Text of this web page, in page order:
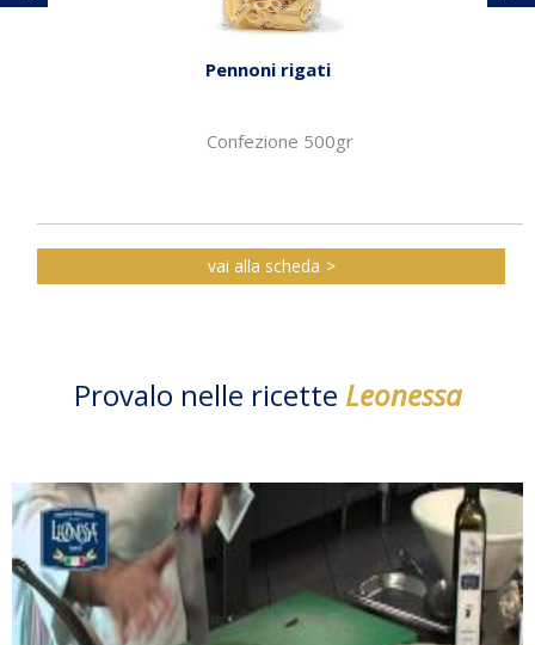
Pennoni rigati
Confezione 500gr
vai alla scheda
Provalo nelle ricette Leonessa